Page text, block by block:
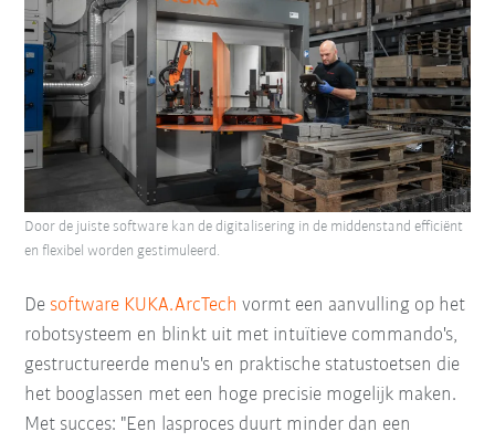
De software KUKA.ArcTech vormt een aanvulling op het
robotsysteem en blinkt uit met intuïtieve commando's,
gestructureerde menu's en praktische statustoetsen die
het booglassen met een hoge precisie mogelijk maken.
Met succes: "Een lasproces duurt minder dan een
Door de juiste software kan de digitalisering in de middenstand efficiënt
en flexibel worden gestimuleerd.